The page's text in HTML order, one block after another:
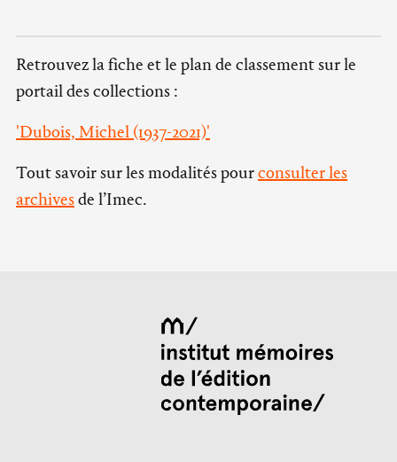
Retrouvez la fiche et le plan de classement sur le
portail des collections :
'Dubois, Michel (1937-2021)'
Tout savoir sur les modalités pourconsulter les
archivesde l’Imec.